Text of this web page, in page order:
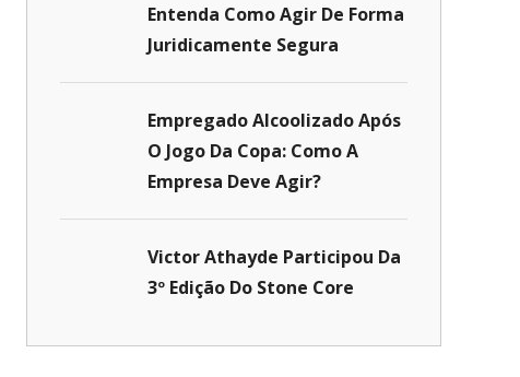
Entenda Como Agir De Forma
Juridicamente Segura
Empregado Alcoolizado Após
O Jogo Da Copa: Como A
Empresa Deve Agir?
Victor Athayde Participou Da
3º Edição Do Stone Core